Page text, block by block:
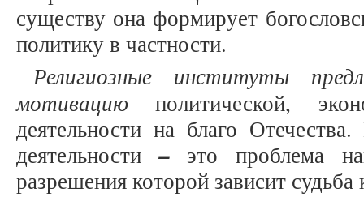
существу она формирует
политику в частности.
Религиозные институты
мотивациюполитической,
деятельности на благо
деятельности–это проблема
разрешения которой зависит